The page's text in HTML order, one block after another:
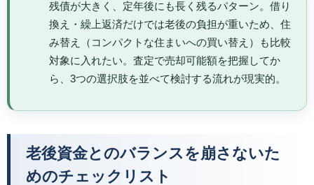
残債が大きく、定年後にも長く残るパターン。借り
換え・繰上返済だけでは老後の負担が重いため、住
み替え（コンパクトな住まいへの買い替え）も比較
対象に入れたい。査定で売却可能額を把握してか
ら、3つの選択肢を並べて検討する流れが現実的。
老後資金とのバランスを崩さないた
めのチェックリスト